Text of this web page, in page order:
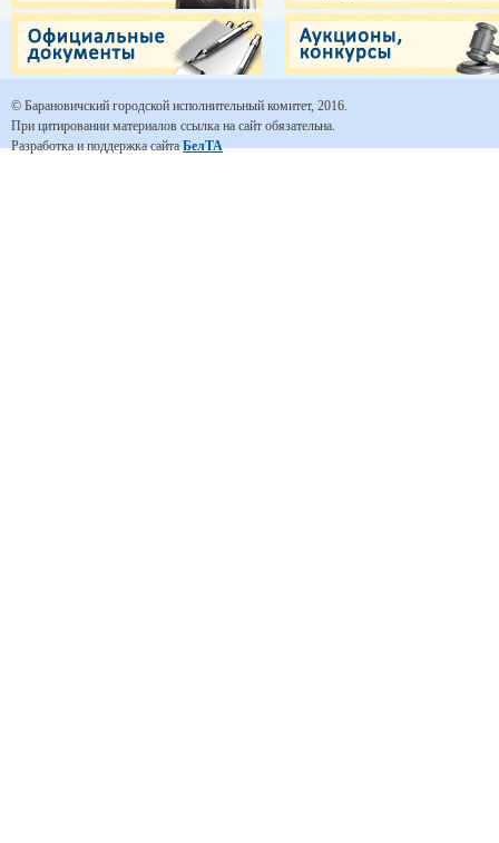
© Барановичский городской исполнительный комитет, 2016.
При цитировании материалов ссылка на сайт обязательна.
Разработка и поддержка сайтаБелТА